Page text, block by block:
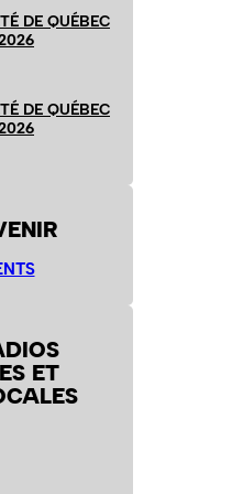
DE QUÉBEC
DE QUÉBEC
ET